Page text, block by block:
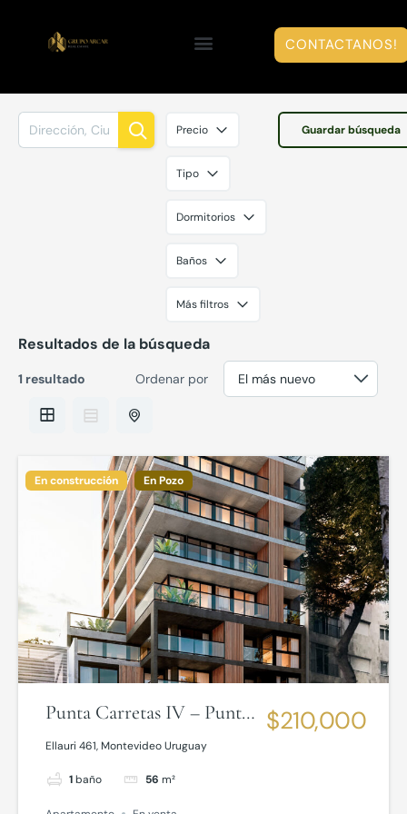
CONTACTANOS!
Guardar búsqueda
Precio
Tipo
Dormitorios
Baños
Más filtros
Resultados de la búsqueda
1 resultado Ordenar por
En construcción En Pozo
Punta Carretas IV – Punta
Carretas
Ellauri 461, Montevideo Uruguay
1baño 56 m²
$210,000